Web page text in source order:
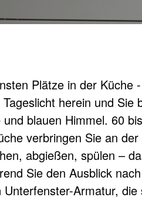
unter dem Fenster
Plätze in der Küche
herein und Sie
blauen Himmel. 60
verbringen Sie an der
abgießen, spülen –
Sie den Ausblick
Armatur, die
mit Ausblick